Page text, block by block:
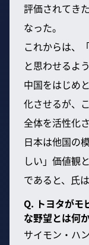
評価されてき
なった。
これからは、
と思わせるよ
中国をはじめ
化させるが、
全体を活性化
日本は他国の
しい」価値観
であると、氏
Q. トヨタがモ
な野望とは何
サイモン・ハ